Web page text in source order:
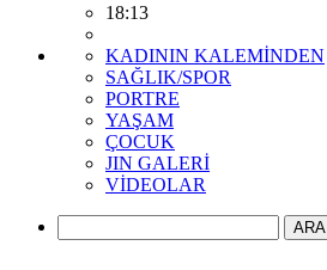
18:13
KADININ KALEMİNDEN
SAĞLIK/SPOR
PORTRE
YAŞAM
ÇOCUK
JIN GALERİ
VİDEOLAR
ARA